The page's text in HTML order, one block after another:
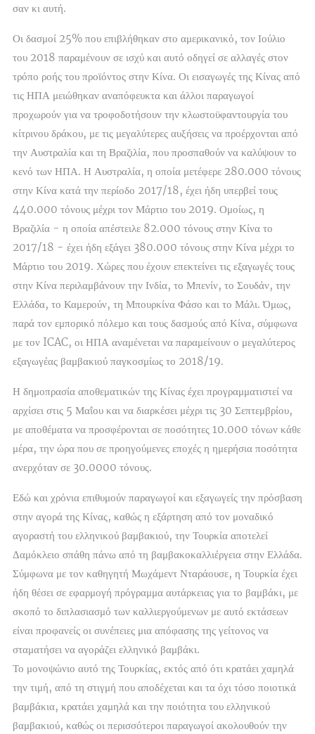
σαν κι αυτή.
Οι δασμοί 25% που επιβλήθηκαν στο αμερικανικό, τον Ιούλιο
του 2018 παραμένουν σε ισχύ και αυτό οδηγεί σε αλλαγές στον
τρόπο ροής του προϊόντος στην Κίνα. Οι εισαγωγές της Κίνας από
τις ΗΠΑ μειώθηκαν αναπόφευκτα και άλλοι παραγωγοί
προχωρούν για να τροφοδοτήσουν την κλωστοϋφαντουργία του
κίτρινου δράκου, με τις μεγαλύτερες αυξήσεις να προέρχονται από
την Αυστραλία και τη Βραζιλία, που προσπαθούν να καλύψουν το
κενό των ΗΠΑ. Η Αυστραλία, η οποία μετέφερε 280.000 τόνους
στην Κίνα κατά την περίοδο 2017/18, έχει ήδη υπερβεί τους
440.000 τόνους μέχρι τον Μάρτιο του 2019. Ομοίως, η
Βραζιλία - η οποία απέστειλε 82.000 τόνους στην Κίνα το
2017/18 - έχει ήδη εξάγει 380.000 τόνους στην Κίνα μέχρι το
Μάρτιο του 2019. Χώρες που έχουν επεκτείνει τις εξαγωγές τους
στην Κίνα περιλαμβάνουν την Ινδία, το Μπενίν, το Σουδάν, την
Ελλάδα, το Καμερούν, τη Μπουρκίνα Φάσο και το Μάλι. Όμως,
παρά τον εμπορικό πόλεμο και τους δασμούς από Κίνα, σύμφωνα
με τον ICAC, οι ΗΠΑ αναμένεται να παραμείνουν ο μεγαλύτερος
εξαγωγέας βαμβακιού παγκοσμίως το 2018/19.
Η δημοπρασία αποθεματικών της Κίνας έχει προγραμματιστεί να
αρχίσει στις 5 Μαΐου και να διαρκέσει μέχρι τις 30 Σεπτεμβρίου,
με αποθέματα να προσφέρονται σε ποσότητες 10.000 τόνων κάθε
μέρα, την ώρα που σε προηγούμενες εποχές η ημερήσια ποσότητα
ανερχόταν σε 30.0000 τόνους.
Εδώ και χρόνια επιθυμούν παραγωγοί και εξαγωγείς την πρόσβαση
στην αγορά της Κίνας, καθώς η εξάρτηση από τον μοναδικό
αγοραστή του ελληνικού βαμβακιού, την Τουρκία αποτελεί
Δαμόκλειο σπάθη πάνω από τη βαμβακοκαλλιέργεια στην Ελλάδα.
Σύμφωνα με τον καθηγητή Μωχάμεντ Νταράουσε, η Τουρκία έχει
ήδη θέσει σε εφαρμογή πρόγραμμα αυτάρκειας για το βαμβάκι, με
σκοπό το διπλασιασμό των καλλιεργούμενων με αυτό εκτάσεων
είναι προφανείς οι συνέπειες μια απόφασης της γείτονος να
σταματήσει να αγοράζει ελληνικό βαμβάκι.
Το μονοψώνιο αυτό της Τουρκίας, εκτός από ότι κρατάει χαμηλά
την τιμή, από τη στιγμή που αποδέχεται και τα όχι τόσο ποιοτικά
βαμβάκια, κρατάει χαμηλά και την ποιότητα του ελληνικού
βαμβακιού, καθώς οι περισσότεροι παραγωγοί ακολουθούν την